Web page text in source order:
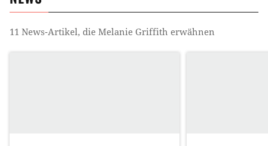
11 News-Artikel, die Melanie Griffith erwähnen